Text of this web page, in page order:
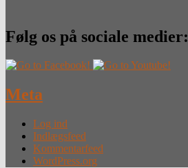
Følg os på sociale medier:
Meta
Log ind
Indlægsfeed
Kommentarfeed
WordPress.org